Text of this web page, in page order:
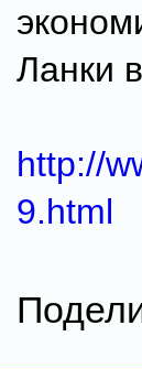
Ланки
http://
9.html